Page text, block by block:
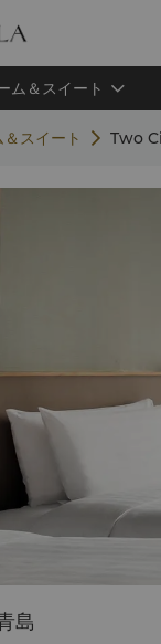
ム＆スイート
スイート Two
島